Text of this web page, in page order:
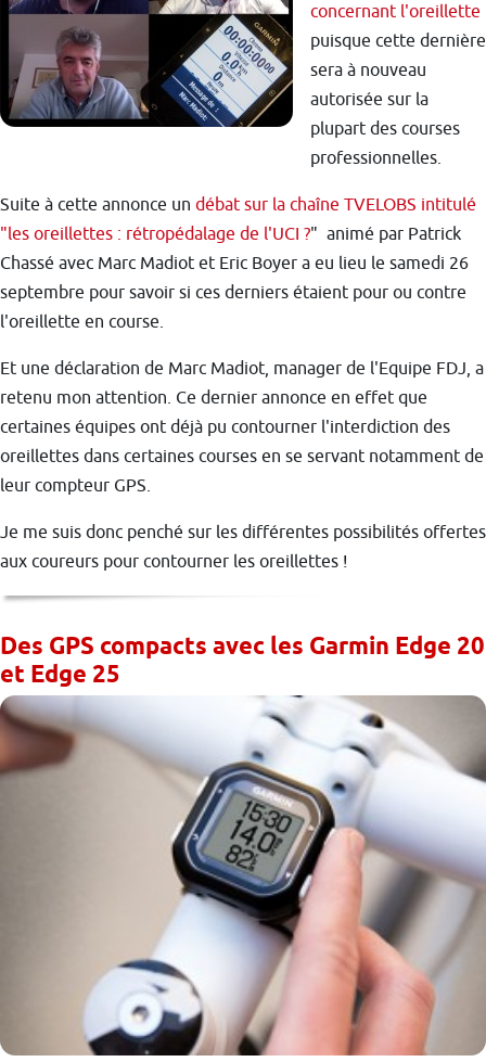
concernant l'oreillette
puisque cette dernière
sera à nouveau
autorisée sur la
plupart des courses
professionnelles.
Suite à cette annonce un débat sur la chaîne TVELOBS intitulé
"les oreillettes : rétropédalage de l'UCI ?" animé par Patrick
Chassé avec Marc Madiot et Eric Boyer a eu lieu le samedi 26
septembre pour savoir si ces derniers étaient pour ou contre
l'oreillette en course.
Et une déclaration de Marc Madiot, manager de l'Equipe FDJ, a
retenu mon attention. Ce dernier annonce en effet que
certaines équipes ont déjà pu contourner l'interdiction des
oreillettes dans certaines courses en se servant notamment de
leur compteur GPS.
Je me suis donc penché sur les différentes possibilités offertes
aux coureurs pour contourner les oreillettes !
Des GPS compacts avec les Garmin Edge 20
et Edge 25